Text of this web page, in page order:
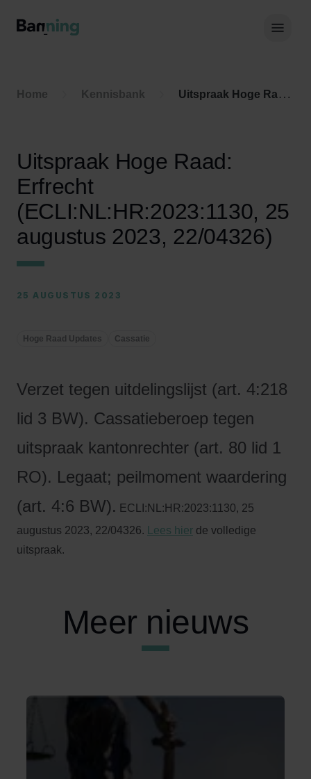
Home Kennisbank Uitspraak Hoge Raad: Erfrecht (ECLI:NL:HR:2023:1130, 25 augustus 2023, 22/04326)
Uitspraak Hoge Raad:
Erfrecht
(ECLI:NL:HR:2023:1130, 25
augustus 2023, 22/04326)
25 AUGUSTUS 2023
Hoge Raad Updates Cassatie
Verzet tegen uitdelingslijst (art. 4:218
lid 3 BW). Cassatieberoep tegen
uitspraak kantonrechter (art. 80 lid 1
RO). Legaat; peilmoment waardering
(art. 4:6 BW). ECLI:NL:HR:2023:1130, 25
augustus 2023, 22/04326.
Lees hier de volledige
uitspraak.
Meer nieuws